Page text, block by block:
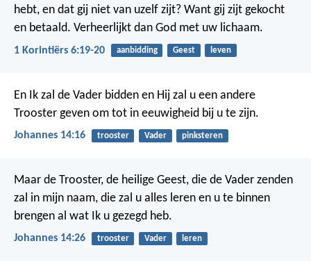
hebt, en dat gij niet van uzelf zijt? Want gij zijt gekocht
en betaald. Verheerlijkt dan God met uw lichaam.
1 Korintiërs 6:19-20 aanbidding Geest leven
En Ik zal de Vader bidden en Hij zal u een andere
Trooster geven om tot in eeuwigheid bij u te zijn.
Johannes 14:16 trooster Vader pinksteren
Maar de Trooster, de heilige Geest, die de Vader zenden
zal in mijn naam, die zal u alles leren en u te binnen
brengen al wat Ik u gezegd heb.
Johannes 14:26 trooster Vader leren